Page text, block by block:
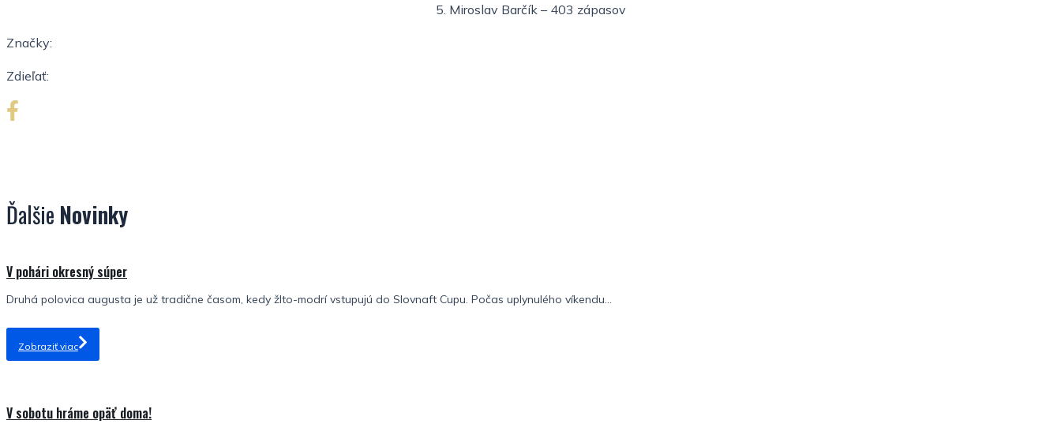
5. Miroslav Barčík – 403 zápasov
Značky:
Zdieľať:
Ďalšie Novinky
V pohári okresný súper
Druhá polovica augusta je už tradične časom, kedy žlto-modrí vstupujú do Slovnaft Cupu. Počas uplynulého víkendu...
Zobraziť viac
V sobotu hráme opäť doma!